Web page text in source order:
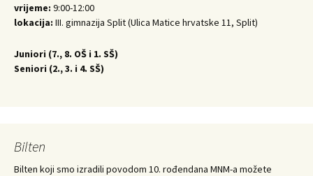
vrijeme: 9:00-12:00
lokacija: III. gimnazija Split (Ulica Matice hrvatske 11, Split)
Juniori (7., 8. OŠ i 1. SŠ)
Seniori (2., 3. i 4. SŠ)
Bilten
Bilten koji smo izradili povodom 10. rođendana MNM-a možete